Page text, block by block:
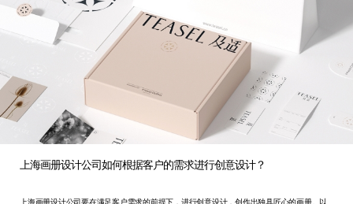
上海画册设计公司如何根据客户的需求进行创意设计？
上海画册设计公司要在满足客户需求的前提下，进行创意设计，创作出独具匠心的画册。以